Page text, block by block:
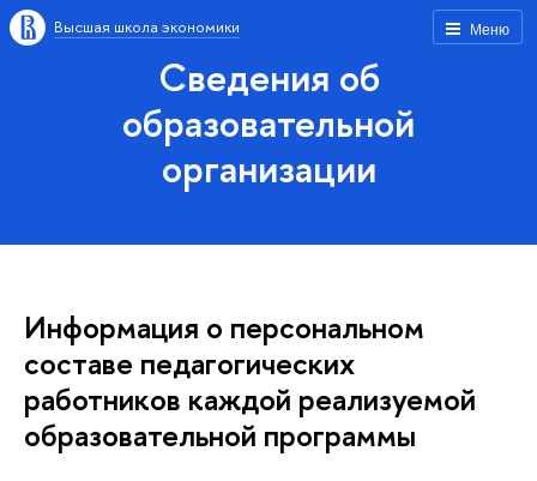
Меню
Высшая школа экономики
Сведения об
образовательной
организации
Информация о персональном
составе педагогических
работников каждой реализуемой
образовательной программы